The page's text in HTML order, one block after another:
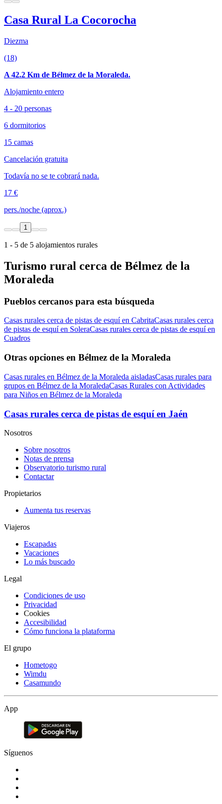
Casa Rural La Cocorocha
Diezma
(18)
A 42.2 Km de Bélmez de la Moraleda.
Alojamiento entero
4 - 20 personas
6 dormitorios
15 camas
Cancelación gratuita
Todavía no se te cobrará nada.
17 €
pers./noche (aprox.)
1
1 - 5 de 5 alojamientos rurales
Turismo rural cerca de Bélmez de la
Moraleda
Pueblos cercanos para esta búsqueda
Casas rurales cerca de pistas de esquí en CabritaCasas rurales cerca
de pistas de esquí en SoleraCasas rurales cerca de pistas de esquí en
Cuadros
Otras opciones en Bélmez de la Moraleda
Casas rurales en Bélmez de la Moraleda aisladasCasas rurales para
grupos en Bélmez de la MoraledaCasas Rurales con Actividades
para Niños en Bélmez de la Moraleda
Casas rurales cerca de pistas de esquí en Jaén
Nosotros
Sobre nosotros
Notas de prensa
Observatorio turismo rural
Contactar
Propietarios
Aumenta tus reservas
Viajeros
Escapadas
Vacaciones
Lo más buscado
Legal
Condiciones de uso
Privacidad
Cookies
Accesibilidad
Cómo funciona la plataforma
El grupo
Hometogo
Wimdu
Casamundo
App
Síguenos